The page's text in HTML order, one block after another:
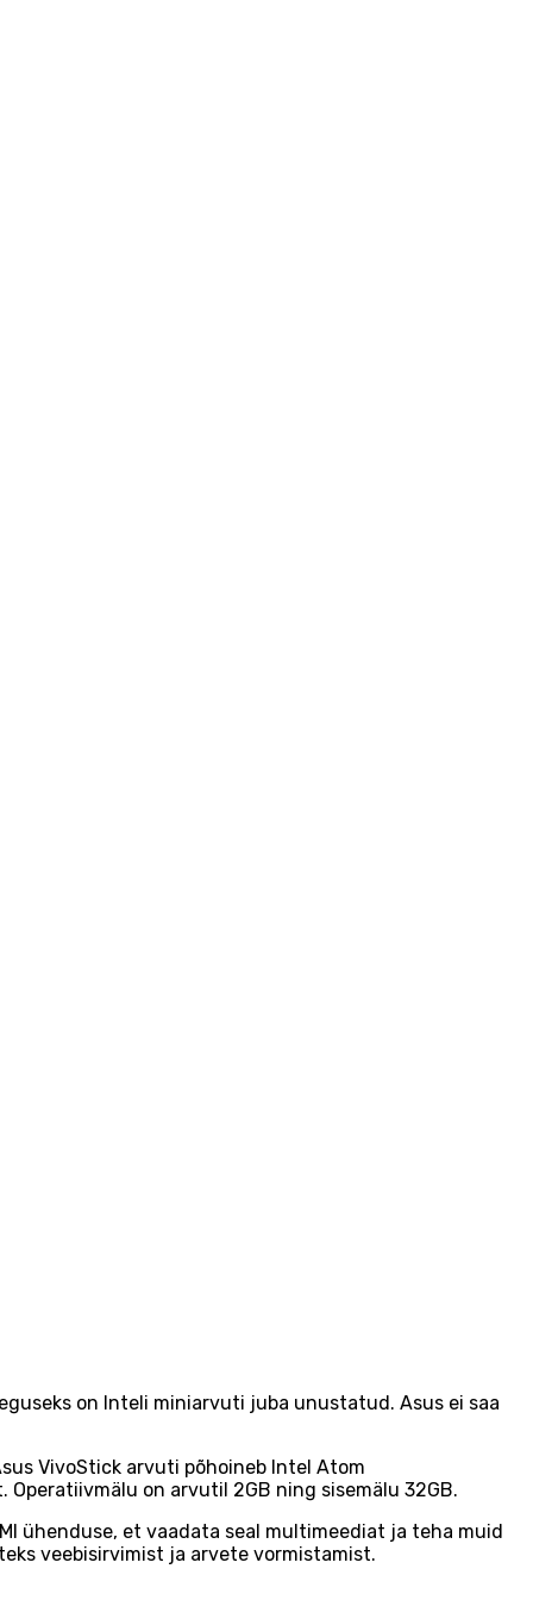
on Inteli miniarvuti juba unustatud. Asus ei saa
VivoStick arvuti põhoineb Intel Atom
on arvutil 2GB ning sisemälu 32GB.
ühenduse, et vaadata seal multimeediat ja teha muid
veebisirvimist ja arvete vormistamist.